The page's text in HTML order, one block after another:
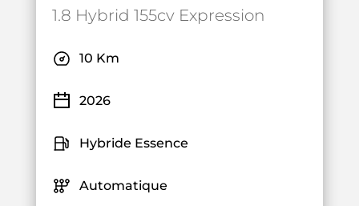
1.8 Hybrid 155cv Expression
10 Km
2026
Hybride Essence
Automatique